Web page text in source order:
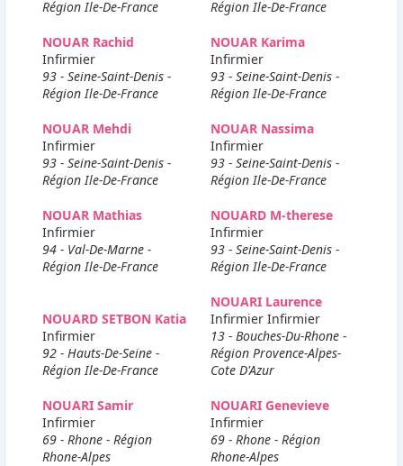
Région Ile-De-France
Région Ile-De-France
NOUAR Rachid
Infirmier
93 - Seine-Saint-Denis -
Région Ile-De-France
NOUAR Karima
Infirmier
93 - Seine-Saint-Denis -
Région Ile-De-France
NOUAR Mehdi
Infirmier
93 - Seine-Saint-Denis -
Région Ile-De-France
NOUAR Nassima
Infirmier
93 - Seine-Saint-Denis -
Région Ile-De-France
NOUAR Mathias
Infirmier
94 - Val-De-Marne -
Région Ile-De-France
NOUARD M-therese
Infirmier
93 - Seine-Saint-Denis -
Région Ile-De-France
NOUARD SETBON Katia
Infirmier
92 - Hauts-De-Seine -
Région Ile-De-France
NOUARI Laurence
Infirmier Infirmier
13 - Bouches-Du-Rhone -
Région Provence-Alpes-
Cote D'Azur
NOUARI Samir
Infirmier
69 - Rhone - Région
Rhone-Alpes
NOUARI Genevieve
Infirmier
69 - Rhone - Région
Rhone-Alpes